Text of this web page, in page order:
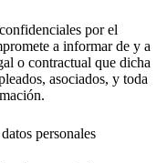
por el
a informar de y a
o contractual que dicha
asociados, y toda
personales